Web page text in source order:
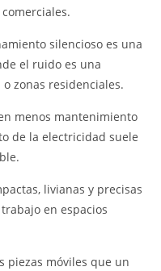
silencioso es una
el ruido es una
zonas residenciales.
menos mantenimiento
de la electricidad suele
livianas y precisas
en espacios
piezas móviles que un